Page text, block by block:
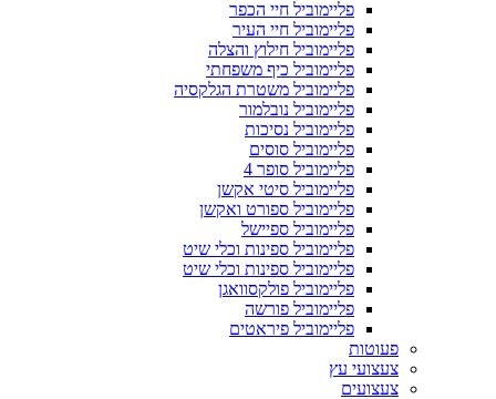
פליימוביל חיי הכפר
פליימוביל חיי העיר
פליימוביל חילוץ והצלה
פליימוביל כיף משפחתי
פליימוביל משטרת הגלקסיה
פליימוביל נובלמור
פליימוביל נסיכות
פליימוביל סוסים
פליימוביל סופר 4
פליימוביל סיטי אקשן
פליימוביל ספורט ואקשן
פליימוביל ספיישל
פליימוביל ספינות וכלי שיט
פליימוביל ספינות וכלי שיט
פליימוביל פולקסוואגן
פליימוביל פורשה
פליימוביל פיראטים
פעוטות
צעצועי עץ
צעצועים